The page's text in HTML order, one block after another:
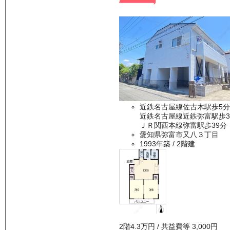
近鉄名古屋線佐古木駅歩5分
近鉄名古屋線近鉄弥富駅歩
ＪＲ関西本線弥富駅歩39分
愛知県弥富市又八３丁目
1993年築 / 2階建
2階4.3万円 / 共益費等 3,000円